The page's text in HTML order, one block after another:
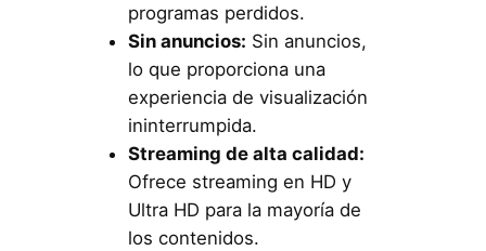
programas perdidos.
Sin anuncios: Sin anuncios,
lo que proporciona una
experiencia de visualización
ininterrumpida.
Streaming de alta calidad:
Ofrece streaming en HD y
Ultra HD para la mayoría de
los contenidos.